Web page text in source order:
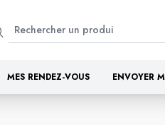
MES RENDEZ-VOUS ENVOYER